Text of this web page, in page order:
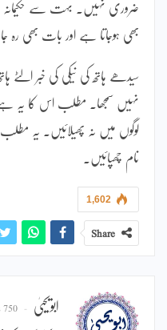
ضروری نہیں۔ بہت سے
بھی ہوجاتا ہے اور بات بھی رہ
سیدھے ہاتھ کی نیکی کی خبر
نہیں سمجھا۔ مطلب اس کا یہ ہے
لوگوں میں نہ پھیلائیں۔ یہ
نام چھپائیں۔
1,602
Share
ابویحییٰ 750 Posts